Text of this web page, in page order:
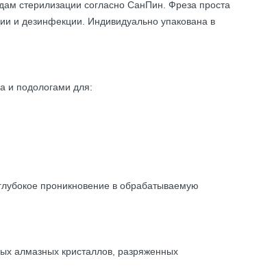
стерилизации согласно СанПин. Фреза проста
и дезинфекции. Индивидуально упакована в
и подологами для:
проникновение в обрабатываемую
алмазных кристаллов, разряженных